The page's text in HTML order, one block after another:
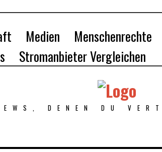
Medien Menschenrechte
Stromanbieter Vergleichen
DENEN DU